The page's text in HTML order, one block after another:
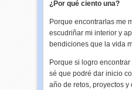
¿Por qué ciento una?
Porque encontrarlas me
escudriñar mi interior y
bendiciones que la vida
Porque si logro
sé que podré dar inicio
año de retos, proyectos